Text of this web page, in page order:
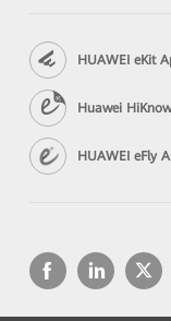
HUAWEI eKit
Huawei
HUAWEI eFly